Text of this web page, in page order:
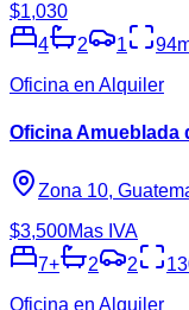
$1,030
4
2 1 94
Oficina en Alquiler
Oficina Amueblada
Zona 10,
$3,500Mas IVA
7+ 2 2
Oficina en Alquiler